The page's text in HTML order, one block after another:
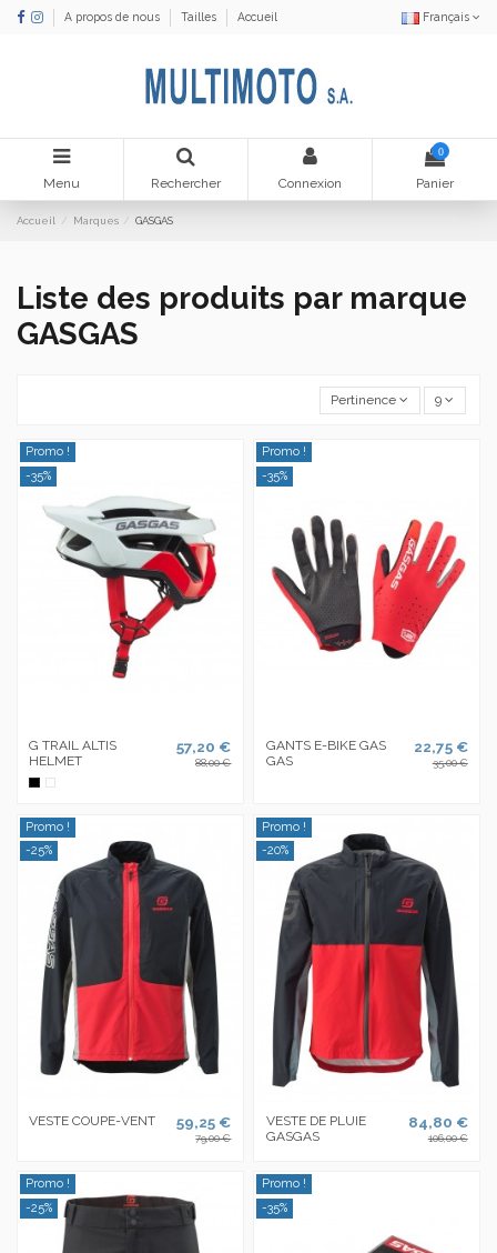
A propos de nous Tailles Accueil Français
Menu Rechercher Connexion
0
Panier
Accueil Marques GASGAS
Liste des produits par marque
GASGAS
Pertinence 9
Promo !
-35%
G TRAIL ALTIS
HELMET
NoirBlanc
57,20 €
88,00 €
Promo !
-35%
GANTS E-BIKE GAS
GAS
22,75 €
35,00 €
Promo !
-25%
VESTE COUPE-VENT 59,25 €
79,00 €
Promo !
-20%
VESTE DE PLUIE
GASGAS
84,80 €
106,00 €
Promo !
-25%
Promo !
-35%